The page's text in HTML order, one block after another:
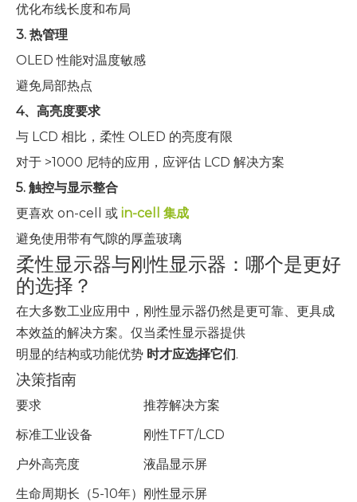
优化布线长度和布局
3. 热管理
OLED 性能对温度敏感
避免局部热点
4、高亮度要求
与 LCD 相比，柔性 OLED 的亮度有限
对于 >1000 尼特的应用，应评估 LCD 解决方案
5. 触控与显示整合
更喜欢 on-cell 或 in-cell 集成
避免使用带有气隙的厚盖玻璃
柔性显示器与刚性显示器：哪个是更好
的选择？
在大多数工业应用中，刚性显示器仍然是更可靠、更具成
本效益的解决方案。仅当柔性显示器提供
明显的结构或功能优势 时才应选择它们.
决策指南
要求
推荐解决方案
标准工业设备
刚性TFT/LCD
户外高亮度
液晶显示屏
生命周期长（5-10年） 刚性显示屏